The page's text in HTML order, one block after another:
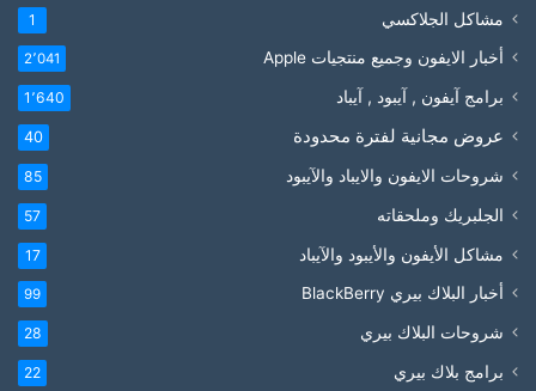
مشاكل الجلاكسي 1
أخبار الايفون وجميع منتجيات Apple 2٬041
برامج آيفون , آيبود , آيباد 1٬640
عروض مجانية لفترة محدودة 40
شروحات الايفون والايباد والآيبود 85
الجلبريك وملحقاته 57
مشاكل الأيفون والأيبود والآيباد 17
أخبار البلاك بيري BlackBerry 99
شروحات البلاك بيري 28
برامج بلاك بيري 22